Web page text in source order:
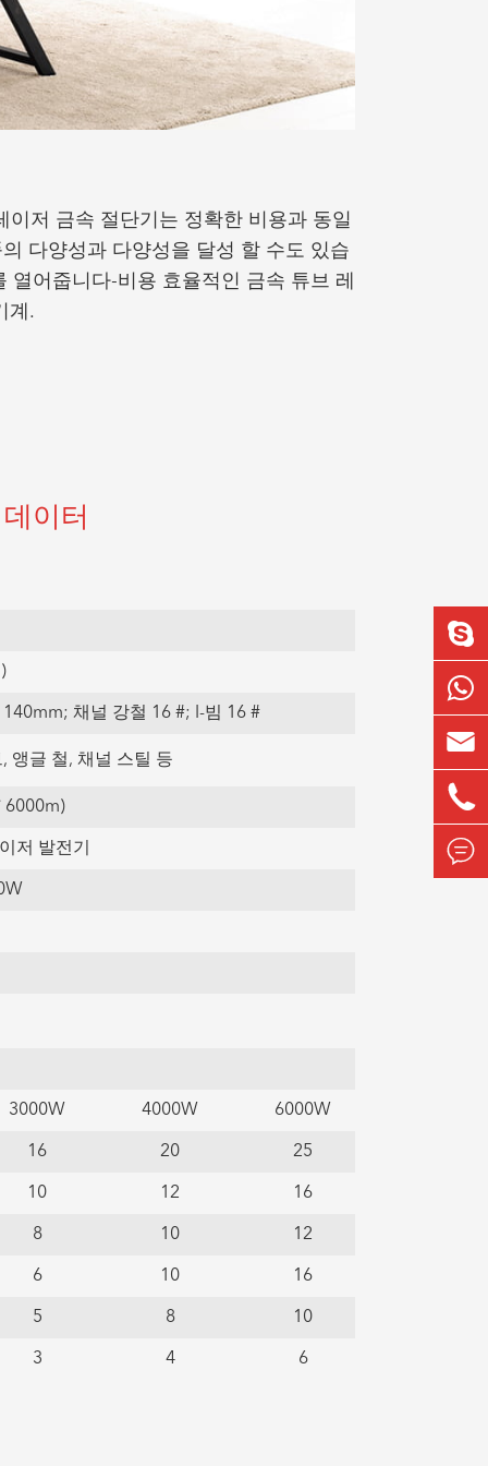
저 금속 절단기는 정확한 비용과 동일
다양성과 다양성을 달성 할 수도 있습
어줍니다-비용 효율적인 금속 튜브 레
계.
이터
채널 강철 16 #; I-빔 16 #
앵글 철, 채널 스틸 등
6000m)
저 발전기
3000W 4000W 6000W
16 20 25
10 12 16
8 10 12
6 10 16
5 8 10
3 4 6


